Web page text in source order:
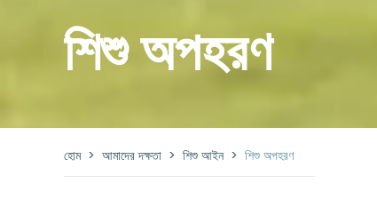
হোম> আমাদের দক্ষতা > শিশু আইন> শিশু অপহরণ
শিশু অপহরণ